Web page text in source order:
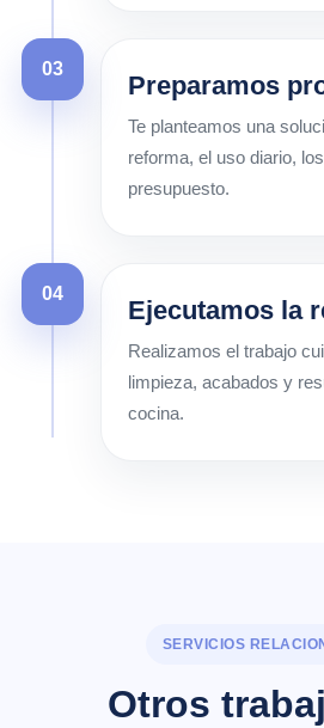
03
Preparamos
Te planteamos una
reforma, el uso diario,
presupuesto.
04
Ejecutamos la
Realizamos el trabajo
limpieza, acabados y
cocina.
SERVICIOS
Otros